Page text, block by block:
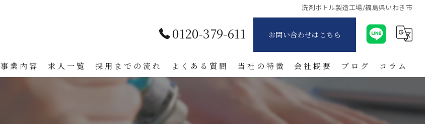
洗剤ボトル製造工場/福島県いわき市
0120-379-611 お問い合わせはこちら
事業内容 求人一覧 採用までの流れ よくある質問 当社の特徴 会社概要 ブログ コラム